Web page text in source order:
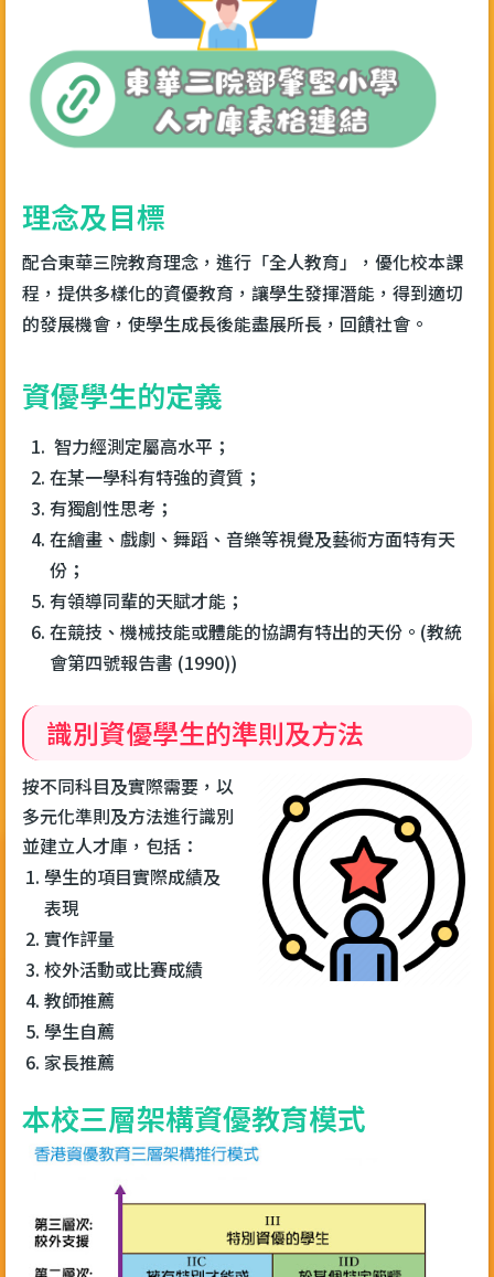
理念及目標
配合東華三院教育理念，進行「全人教育」，優化校本課
程，提供多樣化的資優教育，讓學生發揮潛能，得到適切
的發展機會，使學生成長後能盡展所長，回饋社會。
資優學生的定義
智力經測定屬高水平；
在某一學科有特強的資質；
有獨創性思考；
在繪畫、戲劇、舞蹈、音樂等視覺及藝術方面特有天
份；
有領導同輩的天賦才能；
在競技、機械技能或體能的協調有特出的天份。(教統
會第四號報告書 (1990))
識別資優學生的準則及方法
按不同科目及實際需要，以
多元化準則及方法進行識別
並建立人才庫，包括：
學生的項目實際成績及
表現
實作評量
校外活動或比賽成績
教師推薦
學生自薦
家長推薦
本校三層架構資優教育模式